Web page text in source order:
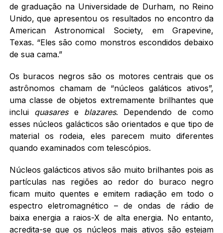
de graduação na Universidade de Durham, no Reino
Unido, que apresentou os resultados no encontro da
American Astronomical Society, em Grapevine,
Texas. “Eles são como monstros escondidos debaixo
de sua cama.”
Os buracos negros são os motores centrais que os
astrônomos chamam de “núcleos galáticos ativos”,
uma classe de objetos extremamente brilhantes que
incluiquasarese blazares. Dependendo de como
esses núcleos galácticos são orientados e que tipo de
material os rodeia, eles parecem muito diferentes
quando examinados com telescópios.
Núcleos galácticos ativos são muito brilhantes pois as
partículas nas regiões ao redor do buraco negro
ficam muito quentes e emitem radiação em todo o
espectro eletromagnético – de ondas de rádio de
baixa energia a raios-X de alta energia. No entanto,
acredita-se que os núcleos mais ativos são estejam